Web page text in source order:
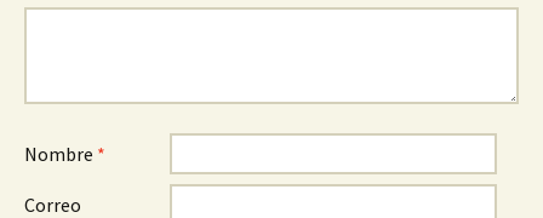
Nombre *
Correo